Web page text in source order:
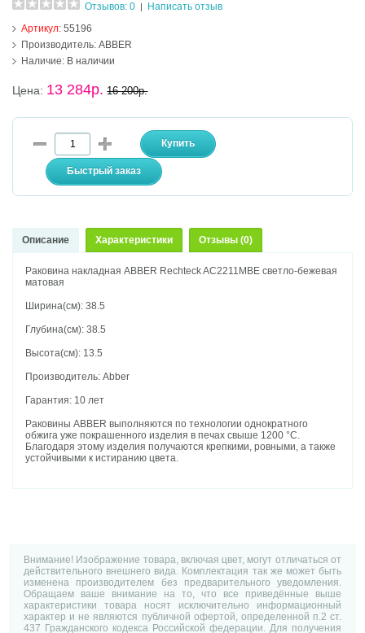
Отзывов: 0
Написать отзыв
Артикул:55196
Производитель: ABBER
Наличие: В наличии
Цена: 13 284р. 16 200р.
Описание Характеристики Отзывы (0)
Раковина накладная ABBER Rechteck AC2211MBE светло-бежевая
матовая
Ширина(см): 38.5
Глубина(см): 38.5
Высота(см): 13.5
Производитель: Abber
Гарантия: 10 лет
Раковины ABBER выполняются по технологии однократного
обжига уже покрашенного изделия в печах свыше 1200 °C.
Благодаря этому изделия получаются крепкими, ровными, а также
устойчивыми к истиранию цвета.
Внимание! Изображение товара, включая цвет, могут отличаться от
действительного внешнего вида. Комплектация так же может быть
изменена производителем без предварительного уведомления.
Обращаем ваше внимание на то, что все приведённые выше
характеристики товара носят исключительно информационный
характер и не являются публичной офертой, определенной п.2 ст.
437 Гражданского кодекса Российской федерации. Для получения